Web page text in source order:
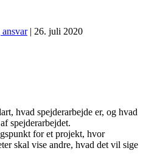
ansvar| 26. juli 2020
hvad spejderarbejde er, og hvad
spejderarbejdet.
for et projekt, hvor
skal vise andre, hvad det vil sige